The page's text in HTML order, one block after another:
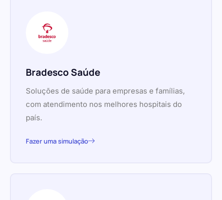
Bradesco Saúde
Soluções de saúde para empresas e famílias,
com atendimento nos melhores hospitais do
país.
Fazer uma simulação